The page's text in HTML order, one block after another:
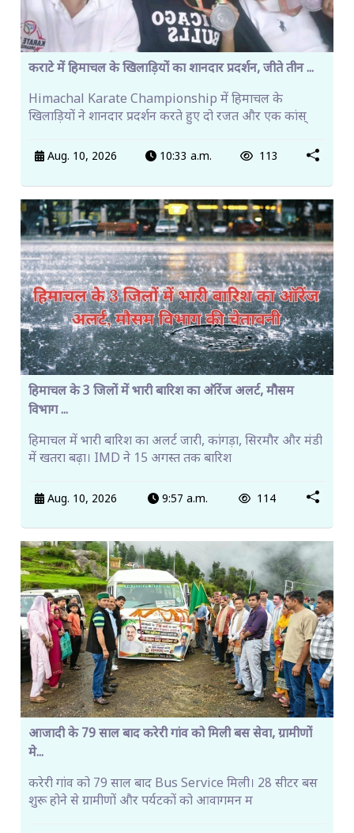
कराटे में हिमाचल के खिलाड़ियों का शानदार प्रदर्शन, जीते तीन ...
Himachal Karate Championship में हिमाचल के
खिलाड़ियों ने शानदार प्रदर्शन करते हुए दो रजत और एक कांस्
Aug. 10, 2026 10:33 a.m. 113
हिमाचल के 3 जिलों में भारी बारिश का ऑरेंज अलर्ट, मौसम
विभाग ...
हिमाचल में भारी बारिश का अलर्ट जारी, कांगड़ा, सिरमौर और मंडी
में खतरा बढ़ा। IMD ने 15 अगस्त तक बारिश
Aug. 10, 2026 9:57 a.m. 114
आजादी के 79 साल बाद करेरी गांव को मिली बस सेवा, ग्रामीणों
मे...
करेरी गांव को 79 साल बाद Bus Service मिली। 28 सीटर बस
शुरू होने से ग्रामीणों और पर्यटकों को आवागमन म